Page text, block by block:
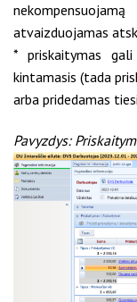
atvaizduojamas
* priskaitymas
kintamasis (tada
arba pridedamas
Pavyzdys: